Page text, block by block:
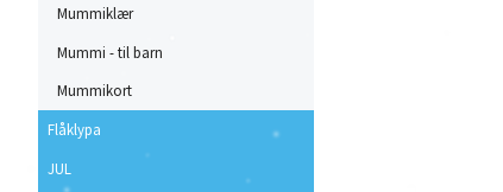
Mummiklær
Mummi - til barn
Mummikort
Flåklypa
JUL